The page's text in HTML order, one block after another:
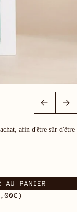
afin d'être sûr d'être
AU PANIER